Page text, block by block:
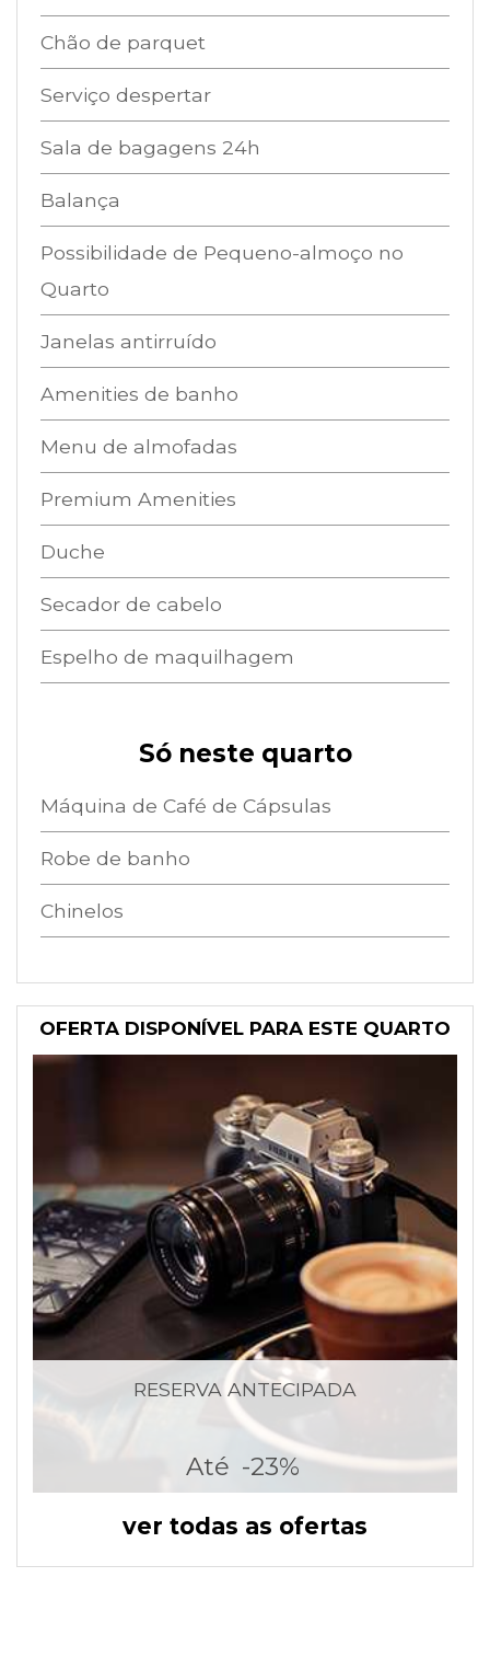
Chão de parquet
Serviço despertar
Sala de bagagens 24h
Balança
Possibilidade de Pequeno-almoço no
Quarto
Janelas antirruído
Amenities de banho
Menu de almofadas
Premium Amenities
Duche
Secador de cabelo
Espelho de maquilhagem
Só neste quarto
Máquina de Café de Cápsulas
Robe de banho
Chinelos
OFERTA DISPONÍVEL PARA ESTE QUARTO
RESERVA ANTECIPADA
Até -23%
ver todas as ofertas